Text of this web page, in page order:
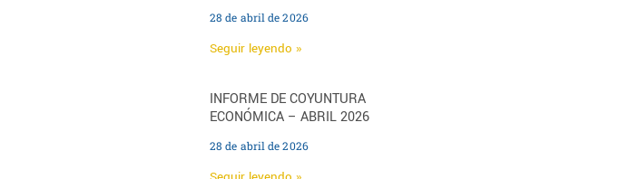
28 de abril de 2026
Seguir leyendo »
INFORME DE COYUNTURA
ECONÓMICA – ABRIL 2026
28 de abril de 2026